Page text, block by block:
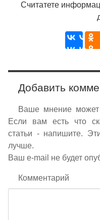
Считатете
Добавить
Ваше мнение
Если вам есть что
статьи - напишите.
лучше.
Ваш e-mail не будет
Комментарий